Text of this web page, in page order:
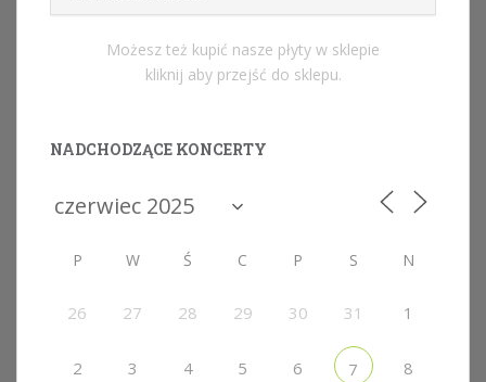
Możesz też kupić nasze płyty w sklepie
kliknij aby przejść do sklepu.
NADCHODZĄCE KONCERTY
P W Ś C P S N
26 27 28 29 30 31 1
2 3 4 5 6 7 8